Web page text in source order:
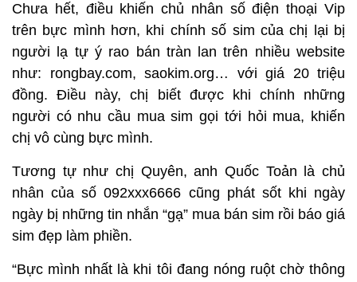
Chưa hết, điều khiến chủ nhân số điện thoại Vip
trên bực mình hơn, khi chính số sim của chị lại bị
người lạ tự ý rao bán tràn lan trên nhiều website
như: rongbay.com, saokim.org… với giá 20 triệu
đồng. Điều này, chị biết được khi chính những
người có nhu cầu mua sim gọi tới hỏi mua, khiến
chị vô cùng bực mình.
Tương tự như chị Quyên, anh Quốc Toản là chủ
nhân của số 092xxx6666 cũng phát sốt khi ngày
ngày bị những tin nhắn “gạ” mua bán sim rồi báo giá
sim đẹp làm phiền.
“Bực mình nhất là khi tôi đang nóng ruột chờ thông